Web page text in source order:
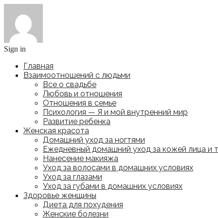
Sign in
Главная
Взаимоотношений с людьми
Все о свадьбе
Любовь и отношения
Отношения в семье
Психология — Я и мой внутренний мир
Развитие ребенка
Женская красота
Домашний уход за ногтями
Ежедневный домашний уход за кожей лица и
Нанесение макияжа
Уход за волосами в домашних условиях
Уход за глазами
Уход за губами в домашних условиях
Здоровье женщины
Диета для похудения
Женские болезни